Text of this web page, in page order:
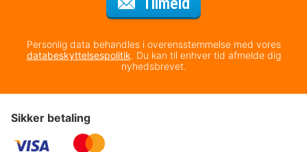
Personlig data behandles i overensstemmelse med vores
databeskyttelsespolitik. Du kan til enhver tid afmelde dig
nyhedsbrevet.
Sikker betaling